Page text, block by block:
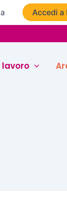
Accedi a
lavoro